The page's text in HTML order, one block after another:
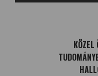
KÖZEL